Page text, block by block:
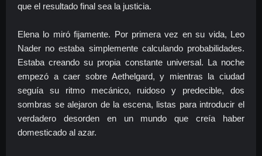
que el resultado final sea la justicia.
Elena lo miró fijamente. Por primera vez en su vida, Leo
Nader no estaba simplemente calculando probabilidades.
Estaba creando su propia constante universal. La noche
empezó a caer sobre Aethelgard, y mientras la ciudad
seguía su ritmo mecánico, ruidoso y predecible, dos
sombras se alejaron de la escena, listas para introducir el
verdadero desorden en un mundo que creía haber
domesticado al azar.